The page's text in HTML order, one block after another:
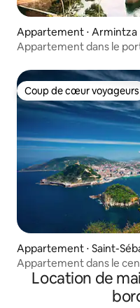
Appartement ⋅ Armintza
Appartement dans le
Coup de cœur voyageurs
Coup de cœur voyageurs
Appartement ⋅ Saint-
Appartement dans le
Location de